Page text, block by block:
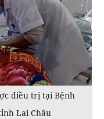
điều trị tại Bệnh
Lai Châu